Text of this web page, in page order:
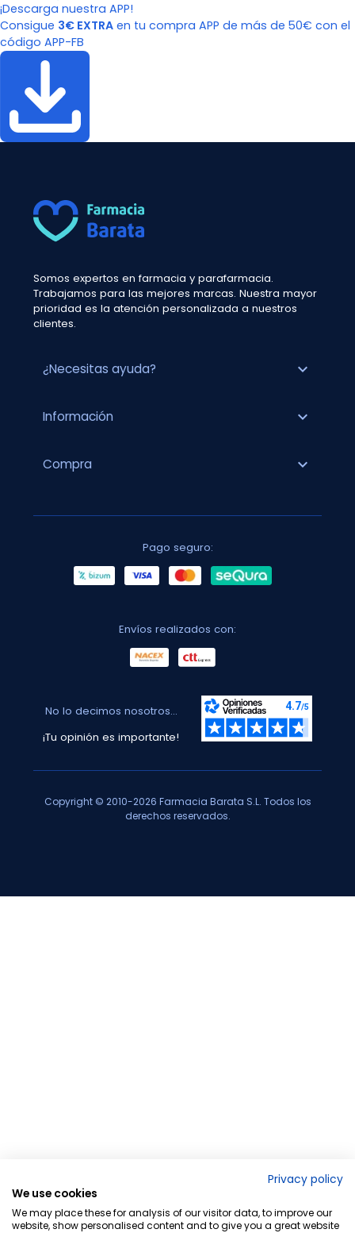
¡Descarga nuestra APP!
Consigue 3€ EXTRA en tu compra APP de más de 50€ con el
código APP-FB
Somos expertos en farmacia y parafarmacia.
Trabajamos para las mejores marcas. Nuestra mayor
prioridad es la atención personalizada a nuestros
clientes.
¿Necesitas ayuda? expand_more
Información expand_more
Compra expand_more
Pago seguro:
Envíos realizados con:
No lo decimos nosotros...
¡Tu opinión es importante!
Copyright © 2010-2026 Farmacia Barata S.L. Todos los
derechos reservados.
Privacy policy
We use cookies
We may place these for analysis of our visitor data, to improve our
website, show personalised content and to give you a great website